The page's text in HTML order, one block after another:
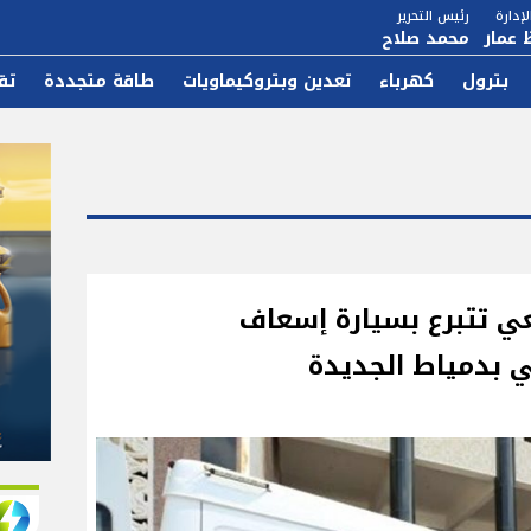
عمار
رئيس التحرير
محمد صلاح
بترول كهرباء تعدين وبتروكيماويات طاقة متجددة
تتبرع بسيارة إسعاف
بدمياط الجديدة